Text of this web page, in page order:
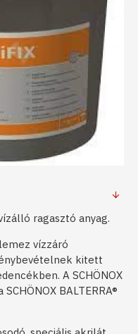
ragasztó anyag.
vízzáró
kitett
A SCHÖNOX
BALTERRA®